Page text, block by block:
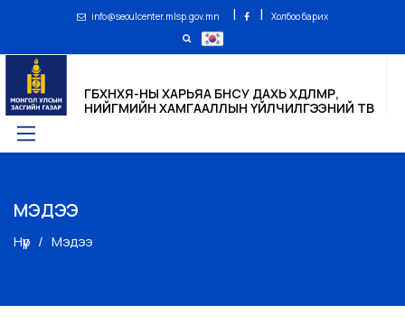
info@seoulcenter.mlsp.gov.mn | | Холбоо барих
ГБХНХЯ-НЫ ХАРЬЯА БНСУ ДАХЬ ХӨДӨЛМӨР,
НИЙГМИЙН ХАМГААЛЛЫН ҮЙЛЧИЛГЭЭНИЙ ТӨВ
МЭДЭЭ
Нүүр Мэдээ